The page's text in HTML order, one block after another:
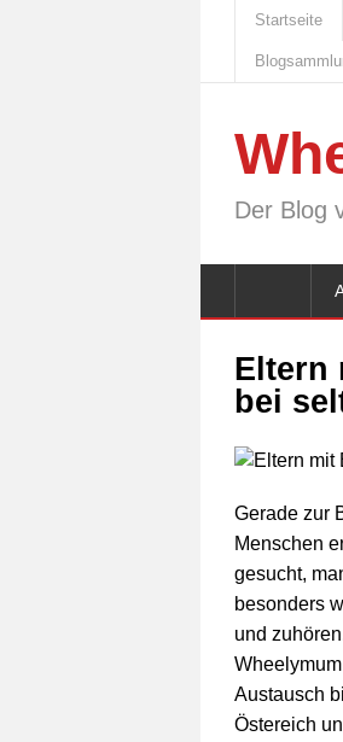
Startseite
Der Blog
Eltern
bei
Gerade zur
Menschen
gesucht,
besonders
und
Austausch
Östereich